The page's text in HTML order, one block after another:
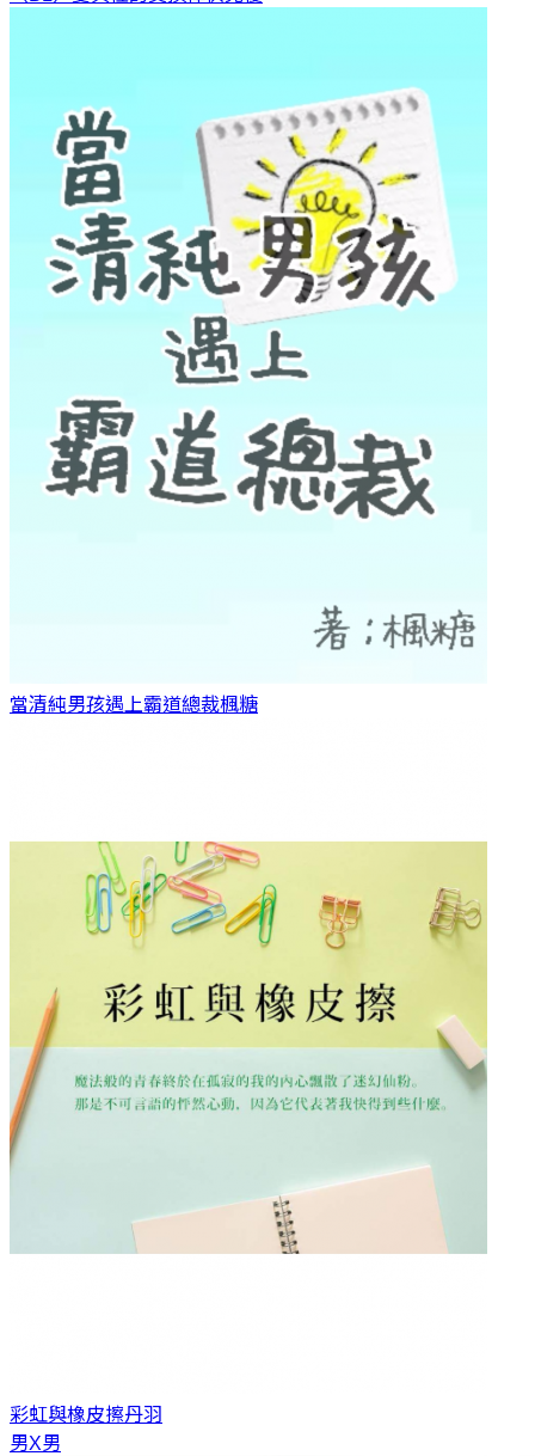
當清純男孩遇上霸道總裁楓糖
彩虹與橡皮擦丹羽
男X男